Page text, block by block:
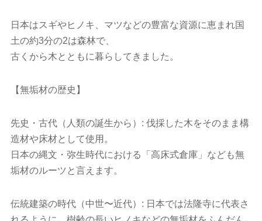
日本はスギやヒノキ、マツなどの豊富な資源に恵まれ国
土の約3分の2は森林で、
古くから木とともに暮らしてきました。
【無垢材の歴史】
先史・古代（人類の誕生から）: 伐採した木をそのまま構
造材や床材として使用。
日本の縄文・弥生時代における「高床式倉庫」なども無
垢材のルーツと言えます。
伝統建築の時代（中世〜近代）: 日本では法隆寺に代表さ